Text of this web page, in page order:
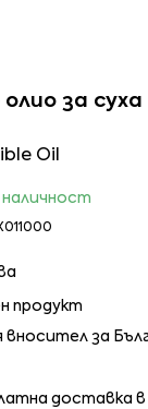
за суха
Oil
продукт
за
доставка в